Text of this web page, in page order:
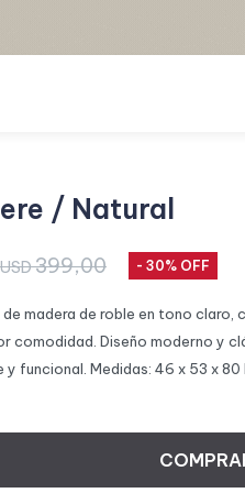
/ Natural
USD399,00 30
de madera de roble en tono claro,
comodidad. Diseño moderno y
y funcional. Medidas: 46 x 53 x 80